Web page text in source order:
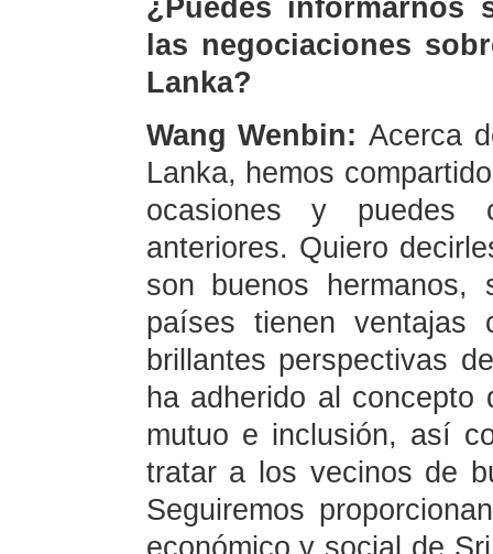
¿Puedes informarnos
las negociaciones
Lanka?
Wang Wenbin: Acerca
Lanka, hemos
ocasiones y puedes
anteriores. Quiero
son buenos
países tienen ventajas
brillantes perspectivas
ha adherido al concepto
mutuo e inclusión, así
tratar a los vecinos de
Seguiremos
económico y social de